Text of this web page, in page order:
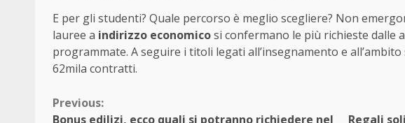
E per gli studenti? Quale percorso è meglio scegliere? Non
lauree a indirizzo economicosi confermano le più richieste dalle
programmate. A seguire i titoli legati all’insegnamento e
62mila contratti.
Continue
Previous:
Bonus edilizi, ecco quali si potranno richiedere nel
Regali